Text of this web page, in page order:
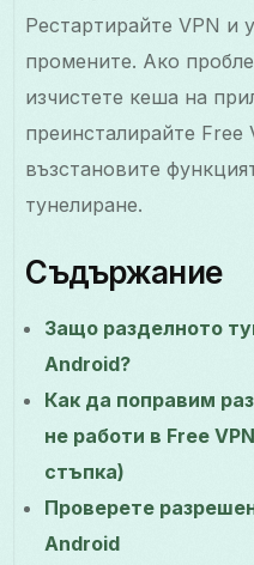
Рестартирайте VPN и
промените. Ако
изчистете кеша на
преинсталирайте Free
възстановите
тунелиране.
Съдържание
Защо разделното
Android?
Как да поправим
не работи в Free
стъпка)
Проверете
Android